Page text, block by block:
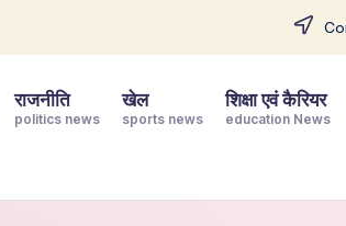
राजनीति
politics news
खेल
sports news
शिक्षा एवं कैरियर
education News